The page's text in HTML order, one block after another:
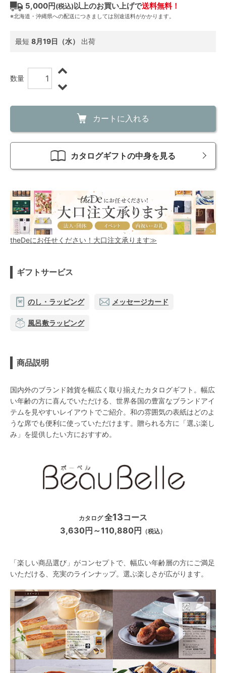
5,000円(税込)以上のお買い上げで送料無料！
※北海道・沖縄県への配送につきましては別途送料がかかります。
最短 8月19日（水） 出荷
数量
カートに入れる
カタログギフトの中身を見る
theDeにお任せください！大口注文承ります≫
ギフトサービス
のし・ラッピング メッセージカード
風呂敷ラッピング
商品説明
国内外のブランド雑貨を幅広く取り揃えたカタログギフト。幅広
い年齢の方に喜んでいただける、世界各国の豊富なブランドアイ
テムを見やすいレイアウトでご紹介。和の雰囲気の表紙はどのよ
うな席でも便利に使っていただけます。贈られる方に「選ぶ楽し
み」を提供したい方におすすめ。
カタログ全13コース
3,630円～110,880円 （税込）
「楽しい商品選び」がコンセプトで、幅広い年齢層の方にご満足
いただける、充実のラインナップ。選ぶ楽しさが広がります。